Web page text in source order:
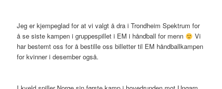
Jeg er kjempeglad for at vi valgt å dra i Trondheim Spektrum for
å se siste kampen i gruppespillet i EM i håndball for menn
Vi
har bestemt oss for å bestille oss billetter til EM håndballkampen
for kvinner i desember også.